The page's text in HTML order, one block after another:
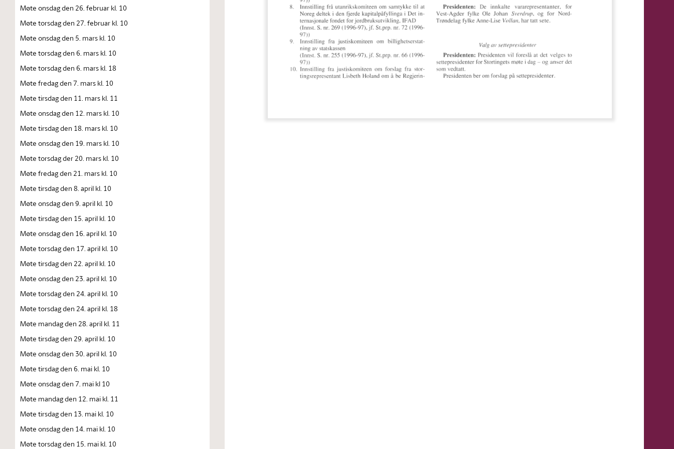
Møte onsdag den 26. februar kl. 10
Møte torsdag den 27. februar kl. 10
Møte onsdag den 5. mars kl. 10
Møte torsdag den 6. mars kl. 10
Møte torsdag den 6. mars kl. 18
Møte fredag den 7. mars kl. 10
Møte tirsdag den 11. mars kl. 11
Møte onsdag den 12. mars kl. 10
Møte tirsdag den 18. mars kl. 10
Møte onsdag den 19. mars kl. 10
Møte torsdag der 20. mars kl. 10
Møte fredag den 21. mars kl. 10
Møte tirsdag den 8. april kl. 10
Møte onsdag den 9. april kl. 10
Møte tirsdag den 15. april kl. 10
Møte onsdag den 16. april kl. 10
Møte torsdag den 17. april kl. 10
Møte tirsdag den 22. april kl. 10
Møte onsdag den 23. april kl. 10
Møte torsdag den 24. april kl. 10
Møte torsdag den 24. april kl. 18
Møte mandag den 28. april kl. 11
Møte tirsdag den 29. april kl. 10
Møte onsdag den 30. april kl. 10
Møte tirsdag den 6. mai kl. 10
Møte onsdag den 7. mai kl 10
Møte mandag den 12. mai kl. 11
Møte tirsdag den 13. mai kl. 10
Møte onsdag den 14. mai kl. 10
Møte torsdag den 15. mai kl. 10